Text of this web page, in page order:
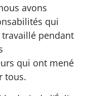
avons
qui
pendant
qui ont mené
tous.